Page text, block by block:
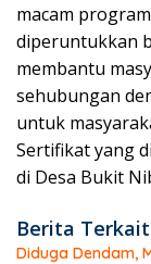
macam
diperuntukkan
membantu
sehubungan
untuk
Sertifikat yang
di Desa Bukit
Berita Terkait
Diduga Dendam,